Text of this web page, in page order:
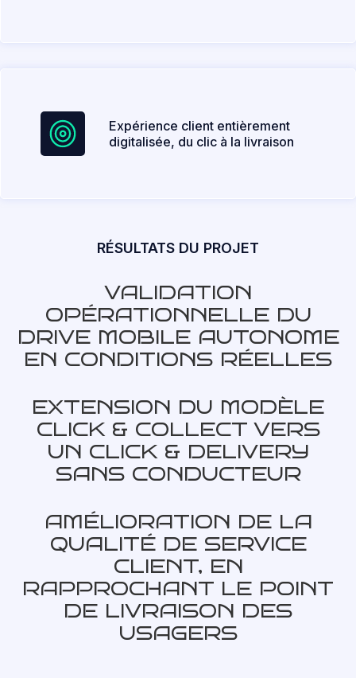
Expérience client entièrement
digitalisée, du clic à la livraison
RÉSULTATS DU PROJET
VALIDATION
OPÉRATIONNELLE DU
DRIVE MOBILE AUTONOME
EN CONDITIONS RÉELLES
EXTENSION DU MODÈLE
CLICK & COLLECT VERS
UN CLICK & DELIVERY
SANS CONDUCTEUR
AMÉLIORATION DE LA
QUALITÉ DE SERVICE
CLIENT, EN
RAPPROCHANT LE POINT
DE LIVRAISON DES
USAGERS